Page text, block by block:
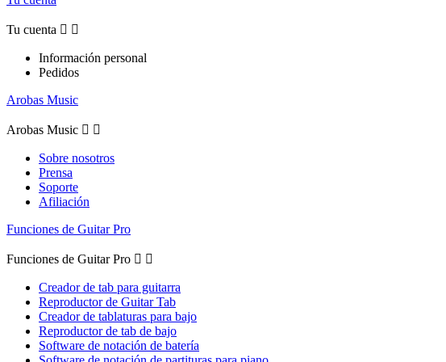
Tu cuenta  
Información personal
Pedidos
Arobas Music
Arobas Music  
Sobre nosotros
Prensa
Soporte
Afiliación
Funciones de Guitar Pro
Funciones de Guitar Pro  
Creador de tab para guitarra
Reproductor de Guitar Tab
Creador de tablaturas para bajo
Reproductor de tab de bajo
Software de notación de batería